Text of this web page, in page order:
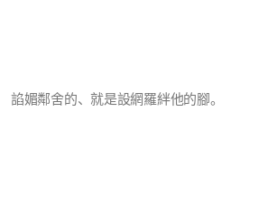
諂媚鄰舍的、就是設網羅絆他的腳。